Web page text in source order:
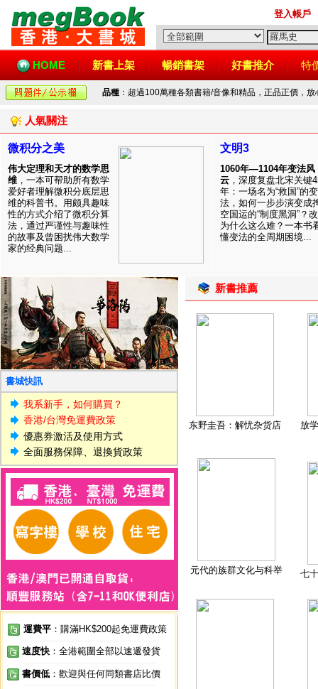
登入帳戶
HOME 新書上架 暢銷書架 好書推介 特
品種 ：超過100萬種各類書籍/音像和精品，正品正價，
人氣關注
微积分之美
伟大定理和天才的数学思
维 ，一本可帮助所有数学
爱好者理解微积分底层思
维的科普书。用颇具趣味
性的方式介绍了微积分算
法，通过严谨性与趣味性
的故事及曾困扰伟大数学
家的经典问题...
文明3
1060年—1104年变法风
云 ，深度复盘北宋关键
年：一场名为“救国”的变
法，如何一步步演变成
空国运的“制度黑洞”？
为什么这么难？一本书
懂变法的全周期困境...
書城快訊
我系新手，如何購買？
香港/台灣免運費政策
優惠券激活及使用方式
全面服務保障、退換貨政策
運費平 ：購滿HK$200起免運費政策
速度快 ：全港範圍全部以速遞發貨
書價低 ：歡迎與任何同類書店比價
新書推薦
东野圭吾：解忧杂货店 放
元代的族群文化与科举 七